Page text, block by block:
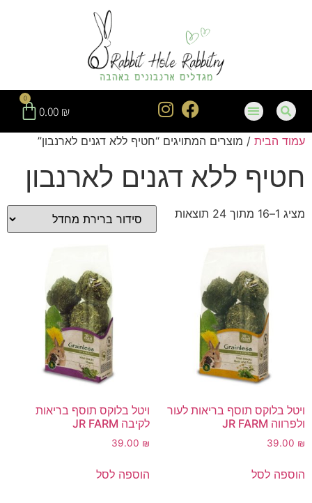
אנטר
לעבור
לאזור
מרכזי
0.00 ₪
0
עמוד הבית / מוצרים המתויגים “חטיף ללא דגנים לארנבון”
חטיף ללא דגנים לארנבון
מציג 1–16 מתוך 24 תוצאות
ויטל בלוקס תוסף בריאות לעור
ולפרווה JR FARM
39.00 ₪
הוספה לסל
ויטל בלוקס תוסף בריאות
לקיבה JR FARM
39.00 ₪
הוספה לסל